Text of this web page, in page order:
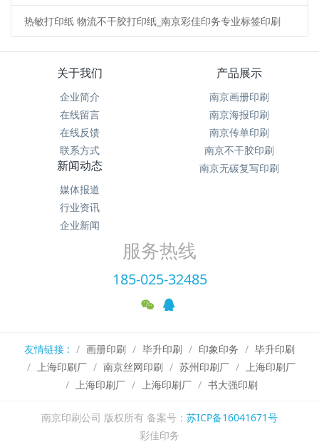
热敏打印纸 物流不干胶打印纸_南京彩佳印务专业标签印刷
关于我们
企业简介
在线留言
在线反馈
联系方式
产品展示
南京画册印刷
南京海报印刷
南京传单印刷
南京不干胶印刷
南京无碳复写印刷
新闻动态
媒体报道
行业资讯
企业新闻
服务热线
185-025-32485
友情链接 : 画册印刷 毕升印刷 印象印务
毕升印刷
上海印刷厂
南京丝网印刷 苏州印刷厂
上海印刷厂
上海印刷厂
上海印刷厂 书大强印刷
南京印刷公司 版权所有 备案号： 苏ICP备16041671号
彩佳印务